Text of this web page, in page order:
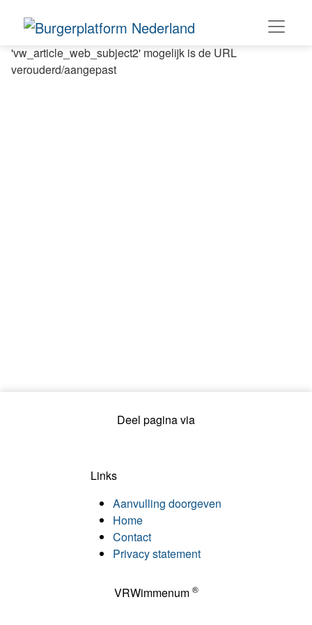
a item niet gevonden voor shortname = 'Kiesklimaalnl-
Kies-klimaatbewust-21-maart-' in
'vw_article_web_subject2' mogelijk is de URL
verouderd/aangepast
Deel pagina via
Links
Aanvulling doorgeven
Home
Contact
Privacy statement
VRWimmenum ®